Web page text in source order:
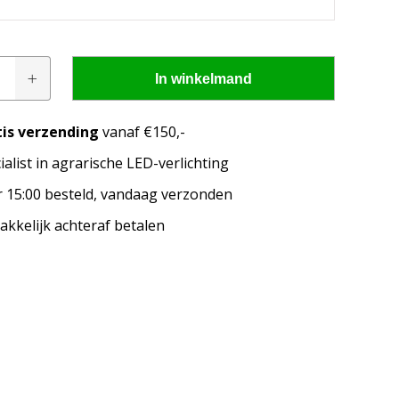
passen op mijn
model en het bouwjaar van jouw trekker en
lampen de LED configurator jou aanbeveelt!
In winkelmand
verzending vanaf €150,-
in agrarische LED-verlichting
15:00 besteld, vandaag verzonden
achteraf betalen